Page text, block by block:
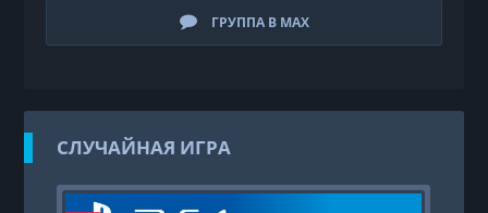
ГРУППА В MAX
СЛУЧАЙНАЯ ИГРА